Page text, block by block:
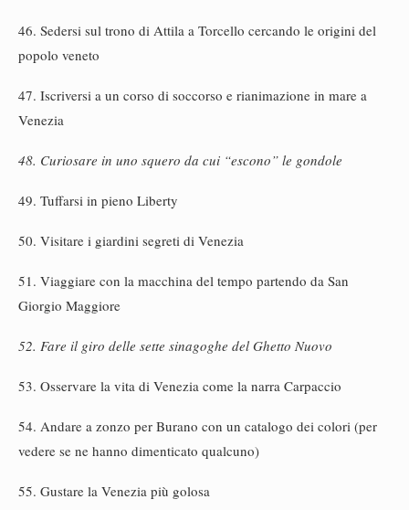
46. Sedersi sul trono di Attila a Torcello cercando le origini del
popolo veneto
47. Iscriversi a un corso di soccorso e rianimazione in mare a
Venezia
48. Curiosare in uno squero da cui “escono” le gondole
49. Tuffarsi in pieno Liberty
50. Visitare i giardini segreti di Venezia
51. Viaggiare con la macchina del tempo partendo da San
Giorgio Maggiore
52. Fare il giro delle sette sinagoghe del Ghetto Nuovo
53. Osservare la vita di Venezia come la narra Carpaccio
54. Andare a zonzo per Burano con un catalogo dei colori (per
vedere se ne hanno dimenticato qualcuno)
55. Gustare la Venezia più golosa